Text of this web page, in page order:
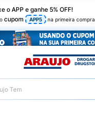
o APP e ganhe 5% OFF!
cupom APP5 na primeira compra
Mercado